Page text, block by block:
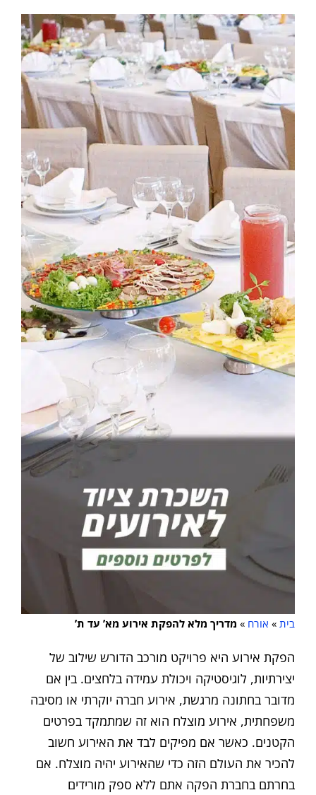
בית » אורח » מדריך מלא להפקת אירוע מא’ עד ת’
הפקת אירוע היא פרויקט מורכב הדורש שילוב של
יצירתיות, לוגיסטיקה ויכולת עמידה בלחצים. בין אם
מדובר בחתונה מרגשת, אירוע חברה יוקרתי או מסיבה
משפחתית, אירוע מוצלח הוא זה שמתמקד בפרטים
הקטנים. כאשר אם מפיקים לבד את האירוע חשוב
להכיר את העולם הזה כדי שהאירוע יהיה מוצלח. אם
בחרתם בחברת הפקה אתם ללא ספק מורידים